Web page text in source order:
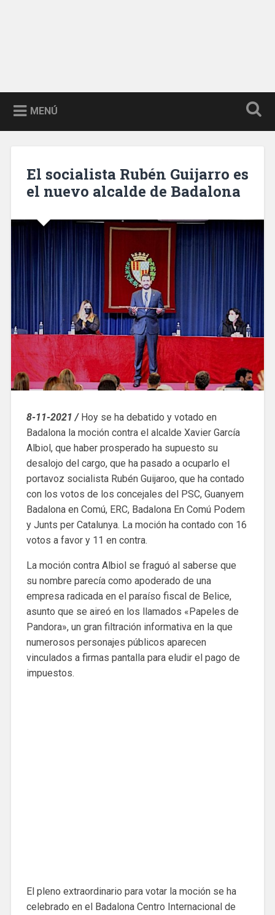
MENÚ
El socialista Rubén Guijarro es
el nuevo alcalde de Badalona
8-11-2021 / Hoy se ha debatido y votado en
Badalona la moción contra el alcalde Xavier García
Albiol, que haber prosperado ha supuesto su
desalojo del cargo, que ha pasado a ocuparlo el
portavoz socialista Rubén Guijaroo, que ha contado
con los votos de los concejales del PSC, Guanyem
Badalona en Comú, ERC, Badalona En Comú Podem
y Junts per Catalunya. La moción ha contado con 16
votos a favor y 11 en contra.
La moción contra Albiol se fraguó al saberse que
su nombre parecía como apoderado de una
empresa radicada en el paraíso fiscal de Belice,
asunto que se aireó en los llamados «Papeles de
Pandora», un gran filtración informativa en la que
numerosos personajes públicos aparecen
vinculados a firmas pantalla para eludir el pago de
impuestos.
El pleno extraordinario para votar la moción se ha
celebrado en el Badalona Centro Internacional de